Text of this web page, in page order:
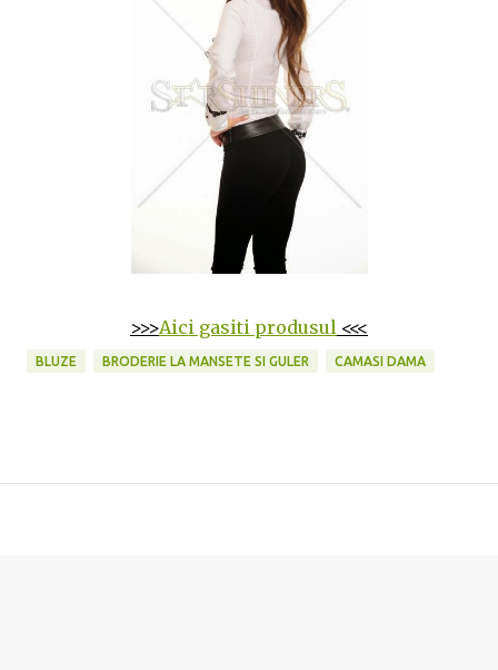
>>>Aici gasiti produsul <<<
BLUZE BRODERIE LA MANSETE SI GULER CAMASI DAMA